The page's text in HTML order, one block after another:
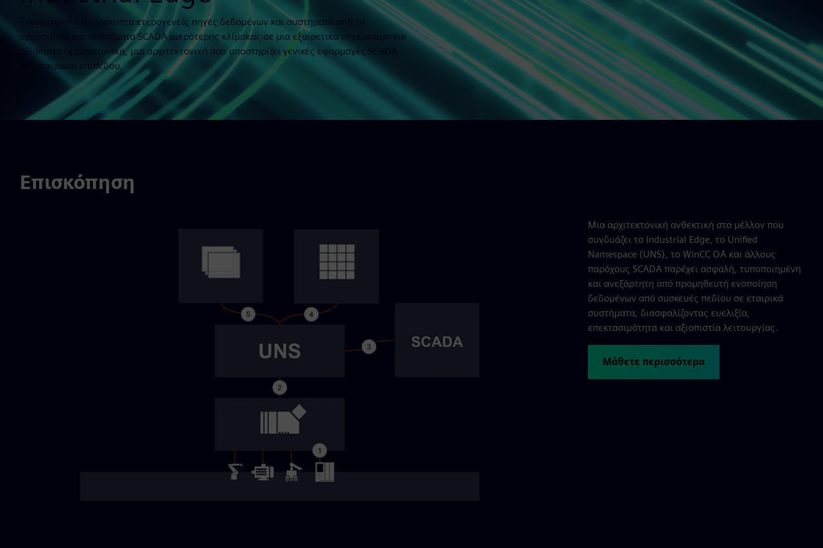
Ενσωματώστε απρόσκοπτα ετερογενείς πηγές δεδομένων και συστήματα από το
εργοστάσιο και συστήματα SCADA μικρότερης κλίμακας σε μια εξαιρετικά επεκτάσιμη και
αξιόπιστη αρχιτεκτονική, μια αρχιτεκτονική που υποστηρίζει γενικές εφαρμογές SCADA
και εταιρικού επιπέδου.
Επισκόπηση
Μια αρχιτεκτονική ανθεκτική στο μέλλον που
συνδυάζει το Industrial Edge, το Unified
Namespace (UNS), το WinCC OA και άλλους
παρόχους SCADA παρέχει ασφαλή, τυποποιημένη
και ανεξάρτητη από προμηθευτή ενοποίηση
δεδομένων από συσκευές πεδίου σε εταιρικά
συστήματα, διασφαλίζοντας ευελιξία,
επεκτασιμότητα και αξιοπιστία λειτουργίας.
Μάθετε περισσότερα